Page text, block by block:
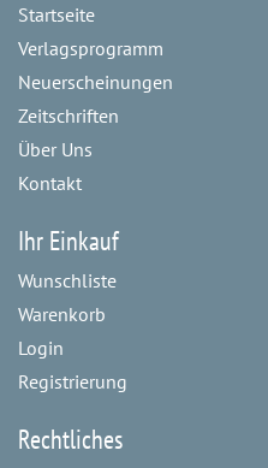
Startseite
Verlagsprogramm
Neuerscheinungen
Zeitschriften
Über Uns
Kontakt
Ihr Einkauf
Wunschliste
Warenkorb
Login
Registrierung
Rechtliches